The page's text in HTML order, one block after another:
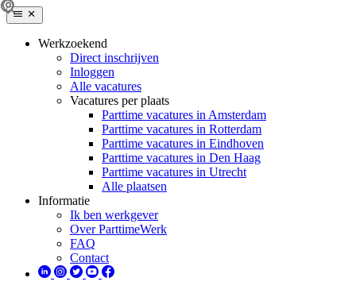
Werkzoekend
Direct inschrijven
Inloggen
Alle vacatures
Vacatures per plaats
Parttime vacatures in Amsterdam
Parttime vacatures in Rotterdam
Parttime vacatures in Eindhoven
Parttime vacatures in Den Haag
Parttime vacatures in Utrecht
Alle plaatsen
Informatie
Ik ben werkgever
Over ParttimeWerk
FAQ
Contact